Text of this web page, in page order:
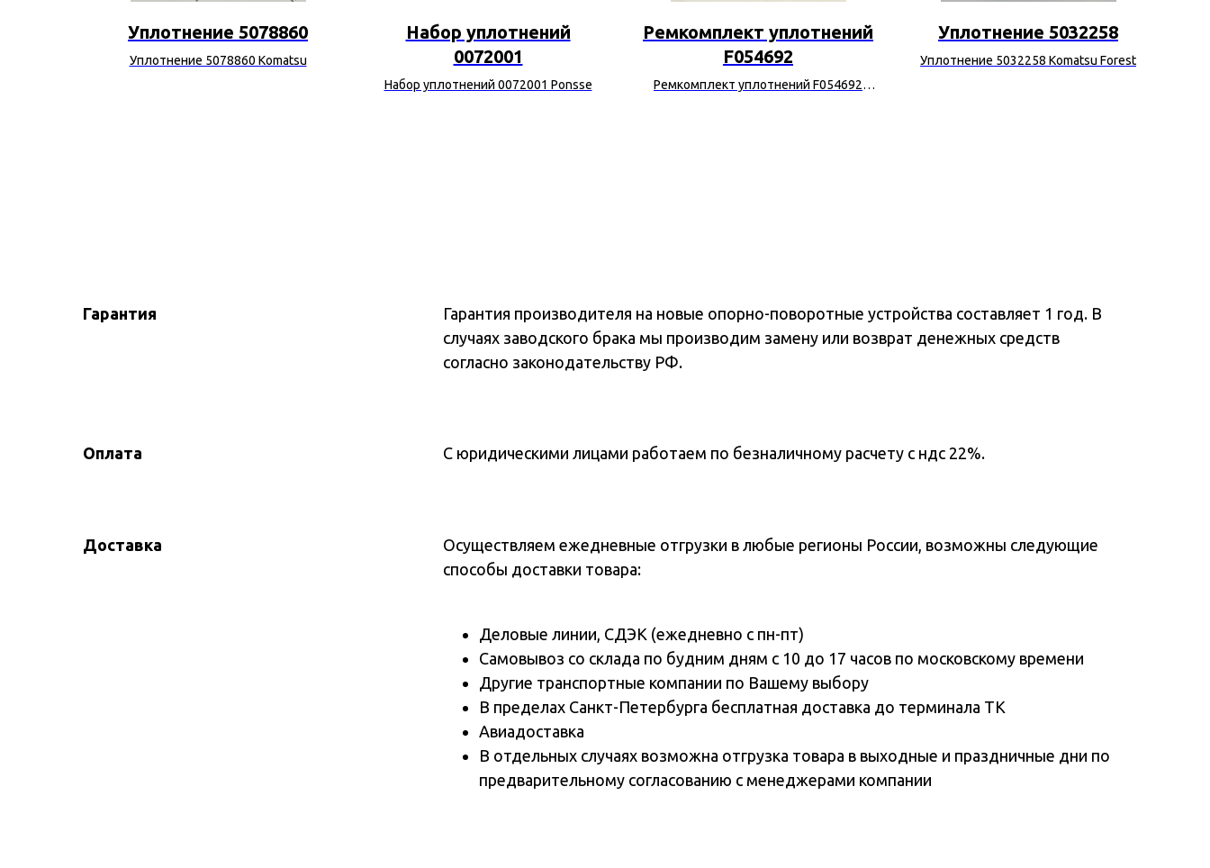
Уплотнение 5078860
Уплотнение 5078860 Komatsu
Набор уплотнений
0072001
Набор уплотнений 0072001 Ponsse
Ремкомплект уплотнений
F054692
Ремкомплект уплотнений F054692
Уплотнение 5032258
Уплотнение 5032258 Komatsu Forest
Гарантия
Гарантия производителя на новые опорно-поворотные устройства составляет 1 год. В
случаях заводского брака мы производим замену или возврат денежных средств
согласно законодательству РФ.
Оплата С юридическими лицами работаем по безналичному расчету с ндс 22%.
Доставка
Осуществляем ежедневные отгрузки в любые регионы России, возможны следующие
способы доставки товара:
Деловые линии, СДЭК (ежедневно с пн-пт)
Самовывоз со склада по будним дням с 10 до 17 часов по московскому времени
Другие транспортные компании по Вашему выбору
В пределах Санкт-Петербурга бесплатная доставка до терминала ТК
Авиадоставка
В отдельных случаях возможна отгрузка товара в выходные и праздничные дни по
предварительному согласованию с менеджерами компании